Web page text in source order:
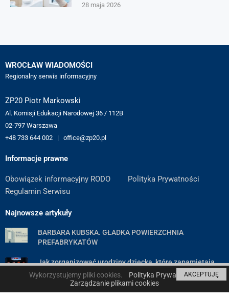
28 maja 2026
WROCŁAW WIADOMOŚCI
Regionalny serwis informacyjny
ZP20 Piotr Markowski
Al. Komisji Edukacji Narodowej 36 / 112B
02-797 Warszawa
+48 733 644 002 | office@zp20.pl
Informacje prawne
Obowiązek informacyjny RODO
Polityka Prywatności
Regulamin Serwisu
Najnowsze artykuły
BARBARA KUBSKA. GŁADKA POWIERZCHNIA
PREFABRYKATÓW
Jak zorganizować urodziny dziecka, które zapamiętają
wszyscy goście — poradnik krok po kroku
Wykorzystujemy pliki cookies.
Polityka Prywatności
Zarządzanie plikami cookies
AKCEPTUJĘ